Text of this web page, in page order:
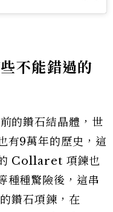
不能錯過的
的鑽石結晶體，世
有9萬年的歷史，這
Collaret 項鍊也
種種驚險後，這串
鑽石項鍊，在